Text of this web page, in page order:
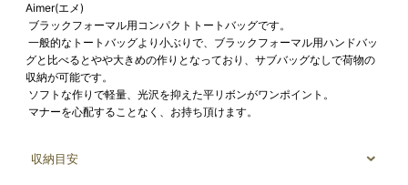
Aimer(エメ)
ブラックフォーマル用コンパクトトートバッグです。
一般的なトートバッグより小ぶりで、ブラックフォーマル用ハンドバッ
グと比べるとやや大きめの作りとなっており、サブバッグなしで荷物の
収納が可能です。
ソフトな作りで軽量、光沢を抑えた平リボンがワンポイント。
マナーを心配することなく、お持ち頂けます。
収納目安